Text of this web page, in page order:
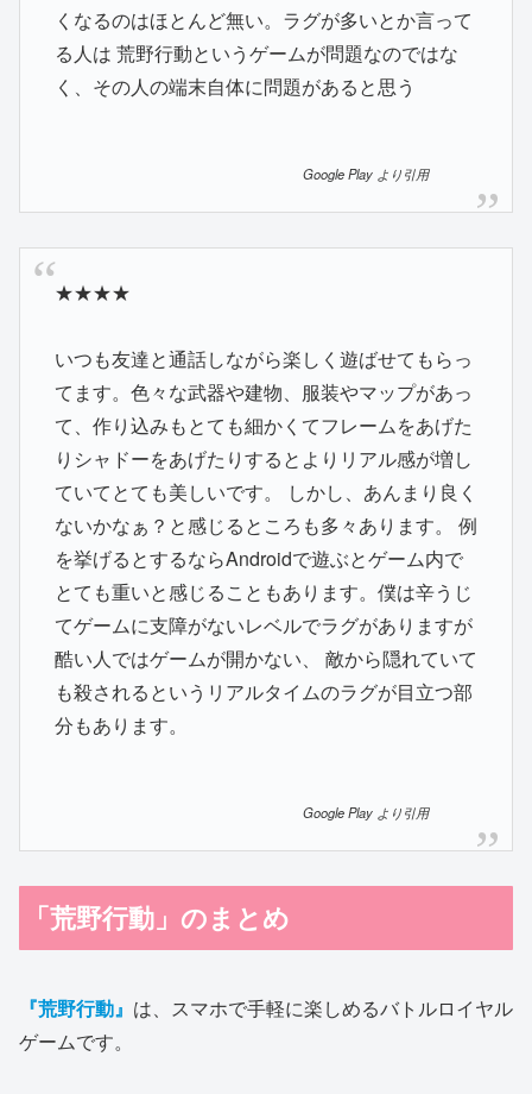
くなるのはほとんど無い。ラグが多いとか言って
る人は 荒野行動というゲームが問題なのではな
く、その人の端末自体に問題があると思う
Google Play より引用
★★★★
いつも友達と通話しながら楽しく遊ばせてもらっ
てます。色々な武器や建物、服装やマップがあっ
て、作り込みもとても細かくてフレームをあげた
りシャドーをあげたりするとよりリアル感が増し
ていてとても美しいです。 しかし、あんまり良く
ないかなぁ？と感じるところも多々あります。 例
を挙げるとするならAndroidで遊ぶとゲーム内で
とても重いと感じることもあります。僕は辛うじ
てゲームに支障がないレベルでラグがありますが
酷い人ではゲームが開かない、 敵から隠れていて
も殺されるというリアルタイムのラグが目立つ部
分もあります。
Google Play より引用
「荒野行動」のまとめ
『荒野行動』 は、スマホで手軽に楽しめるバトルロイヤル
ゲームです。